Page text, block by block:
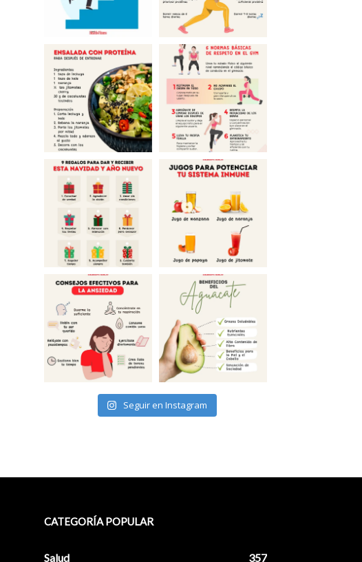
Seguir en Instagram
CATEGORÍA POPULAR
Salud
357